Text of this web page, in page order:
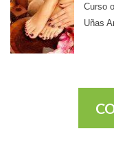
Curso
Uñas